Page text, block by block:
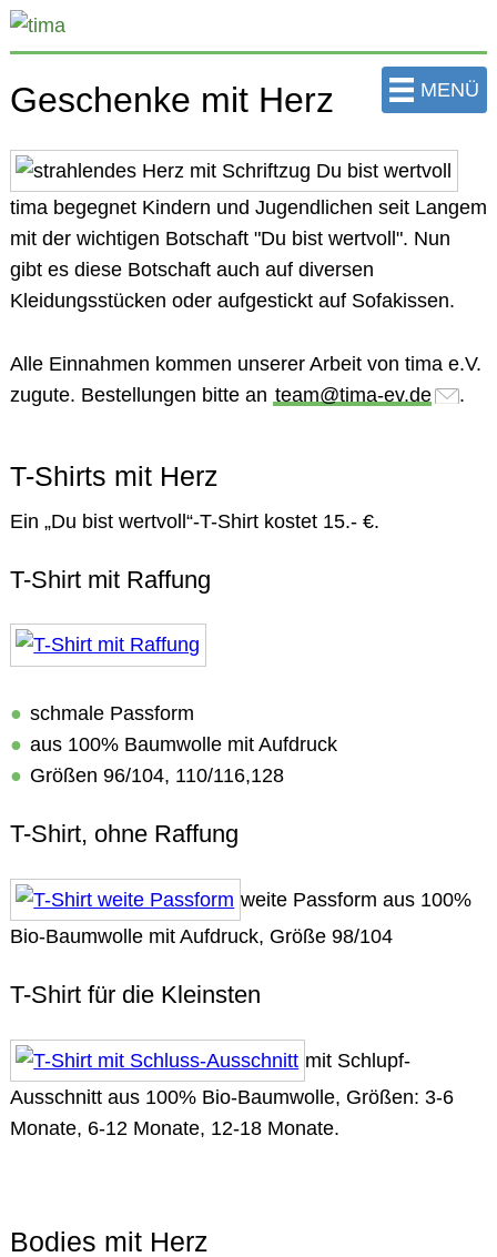
zum
Hauptinhalt
Seite
MENÜ
Geschenke mit Herz
timabegegnet Kindern und Jugendlichen seit Langem
mit der wichtigen Botschaft "Du bist wertvoll". Nun
gibt es diese Botschaft auch auf diversen
Kleidungsstücken oder aufgestickt auf Sofakissen.
Alle Einnahmen kommen unserer Arbeit von tima e.V.
zugute. Bestellungen bitte an team@tima-ev.de .
T-Shirts mit Herz
Ein „Du bist wertvoll“-T-Shirt kostet 15.- €.
T-Shirt mit Raffung
schmale Passform
aus 100% Baumwolle mit Aufdruck
Größen 96/104, 110/116,128
T-Shirt, ohne Raffung
weite Passform aus 100%
Bio-Baumwolle mit Aufdruck, Größe 98/104
T-Shirt für die Kleinsten
mit Schlupf-
Ausschnitt aus 100% Bio-Baumwolle, Größen: 3-6
Monate, 6-12 Monate, 12-18 Monate.
Bodies mit Herz